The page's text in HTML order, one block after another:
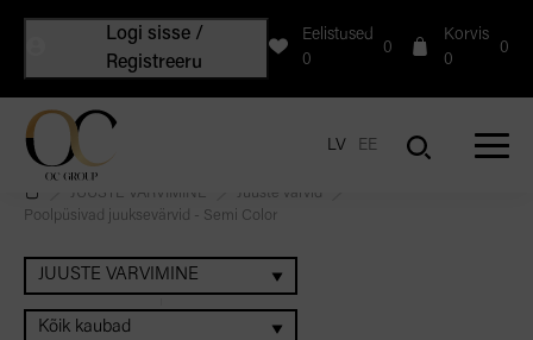
Logi sisse /
Registreeru
Eelistused
0
0
Korvis
0
0
LV EE
JUUSTE VÄRVIMINE
Juuste värvid
Poolpüsivad juuksevärvid - Semi Color
JUUSTE VÄRVIMINE
Kõik kaubad